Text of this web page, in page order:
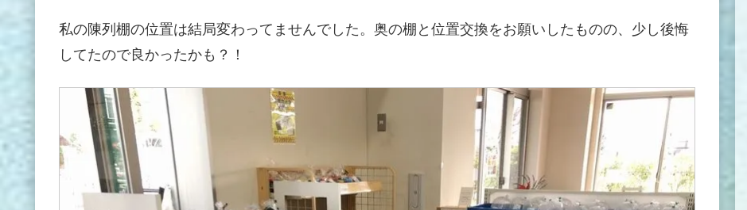
私の陳列棚の位置は結局変わってませんでした。奥の棚と位置交換をお願いしたものの、少し後悔
してたので良かったかも？！